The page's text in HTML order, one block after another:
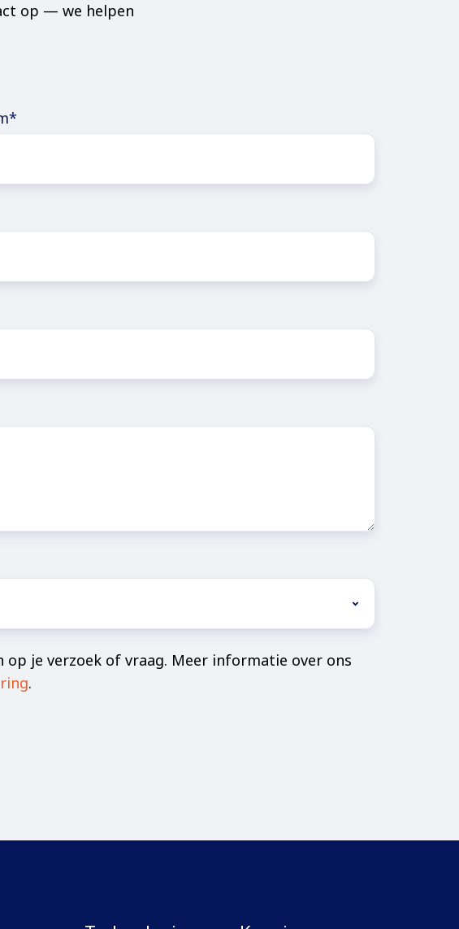
op — we helpen
*
je verzoek of vraag. Meer informatie over ons
.